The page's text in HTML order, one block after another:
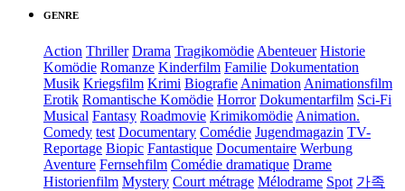
GENRE
Action Thriller Drama Tragikomödie Abenteuer Historie
Komödie Romanze Kinderfilm Familie Dokumentation
Musik Kriegsfilm Krimi Biografie Animation Animationsfilm
Erotik Romantische Komödie Horror Dokumentarfilm Sci-Fi
Musical Fantasy Roadmovie Krimikomödie Animation.
Comedy test Documentary Comédie Jugendmagazin TV-
Reportage Biopic Fantastique Documentaire Werbung
Aventure Fernsehfilm Comédie dramatique Drame
Historienfilm Mystery Court métrage Mélodrame Spot 가족